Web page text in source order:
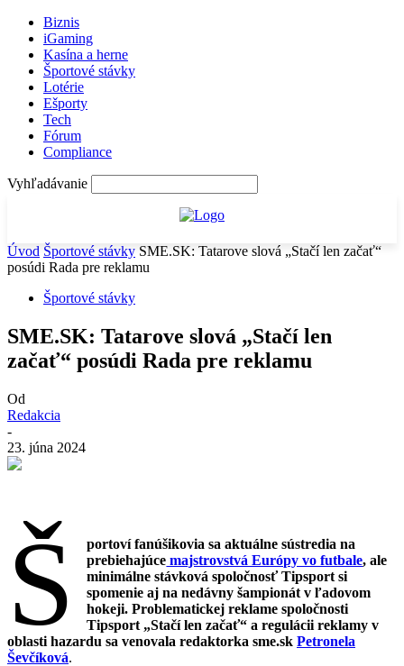
Biznis
iGaming
Kasína a herne
Športové stávky
Lotérie
Ešporty
Tech
Fórum
Compliance
Vyhľadávanie
Úvod Športové stávky SME.SK: Tatarove slová „Stačí len začať“
posúdi Rada pre reklamu
Športové stávky
SME.SK: Tatarove slová „Stačí len
začať“ posúdi Rada pre reklamu
Od
Redakcia
-
23. júna 2024
Š
portoví fanúšikovia sa aktuálne sústredia na
prebiehajúce majstrovstvá Európy vo futbale, ale
minimálne stávková spoločnosť Tipsport si
spomenie aj na nedávny šampionát v ľadovom
hokeji. Problematickej reklame spoločnosti
Tipsport „Stačí len začať“ a regulácii reklamy v
oblasti hazardu sa venovala redaktorka sme.sk Petronela
Ševčíková.